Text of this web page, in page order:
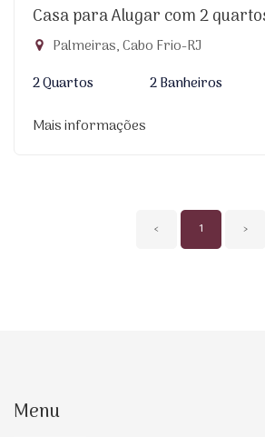
Casa para Alugar com 2
Palmeiras, Cabo Frio-RJ
2 Quartos
2 Banheiros
Mais informações
‹ 1 ›
Menu